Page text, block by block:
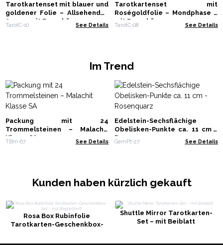
Tarotkartenset mit blauer und
goldener Folie – Allsehendes
Auge – mit Broschüre
TarotC-10 See Details
Tarotkartenset mit
Roségoldfolie – Mondphase –
mit Broschüre
TarotC-08 See Details
Im Trend
Packung mit 24
Trommelsteinen – Malachit
Klasse SA
TBm-67 See Details
Edelstein-Sechsflächige
Obelisken-Punkte ca. 11 cm -
Rosenquarz
GemPt-27 See Details
Kunden haben kürzlich gekauft
Rosa Box Rubinfolie
Tarotkarten-Geschenkbox-
Shuttle Mirror Tarotkarten-
Set – mit Beiblatt